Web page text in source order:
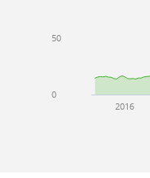
2016
0
50